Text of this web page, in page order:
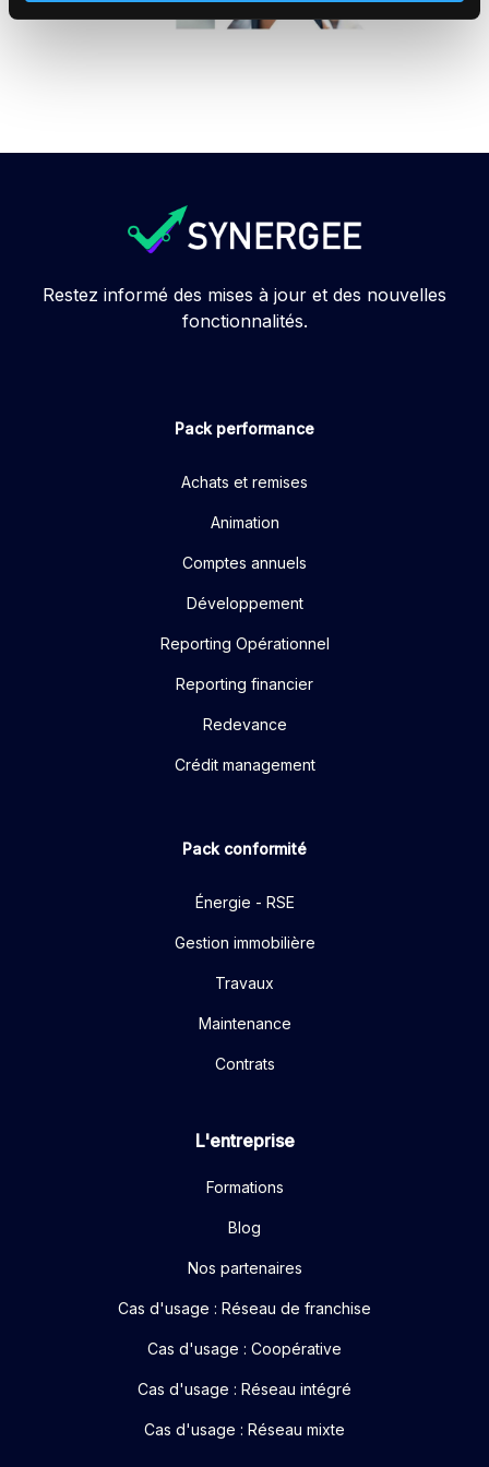
Restez informé des mises à jour et des nouvelles
fonctionnalités.
Pack performance
Achats et remises
Animation
Comptes annuels
Développement
Reporting Opérationnel
Reporting financier
Redevance
Crédit management
Pack conformité
Énergie - RSE
Gestion immobilière
Travaux
Maintenance
Contrats
L'entreprise
Formations
Blog
Nos partenaires
Cas d'usage : Réseau de franchise
Cas d'usage : Coopérative
Cas d'usage : Réseau intégré
Cas d'usage : Réseau mixte